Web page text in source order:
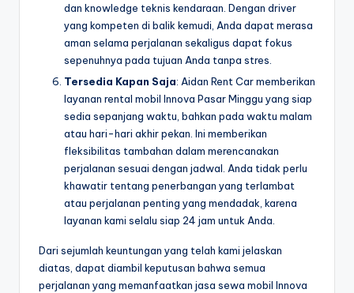
dan knowledge teknis kendaraan. Dengan driver
yang kompeten di balik kemudi, Anda dapat merasa
aman selama perjalanan sekaligus dapat fokus
sepenuhnya pada tujuan Anda tanpa stres.
Tersedia Kapan Saja: Aidan Rent Car memberikan
layanan rental mobil Innova Pasar Minggu yang siap
sedia sepanjang waktu, bahkan pada waktu malam
atau hari-hari akhir pekan. Ini memberikan
fleksibilitas tambahan dalam merencanakan
perjalanan sesuai dengan jadwal. Anda tidak perlu
khawatir tentang penerbangan yang terlambat
atau perjalanan penting yang mendadak, karena
layanan kami selalu siap 24 jam untuk Anda.
Dari sejumlah keuntungan yang telah kami jelaskan
diatas, dapat diambil keputusan bahwa semua
perjalanan yang memanfaatkan jasa sewa mobil Innova